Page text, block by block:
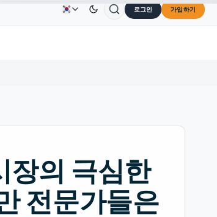
DogecoinDOGEUS$0.0707↑2.40% Cardano
문의하기회사 소개 로그인 가입하기
장의 극심한
전문가들은